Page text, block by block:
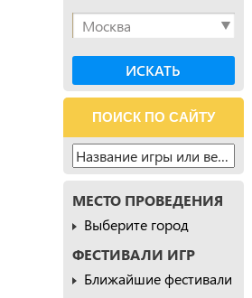
ПОИСК ПО САЙТУ
МЕСТО ПРОВЕДЕНИЯ
Выберите город
ФЕСТИВАЛИ ИГР
Ближайшие фестивали